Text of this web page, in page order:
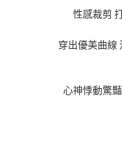
性感裁剪
穿出優美曲線
心神悸動驚